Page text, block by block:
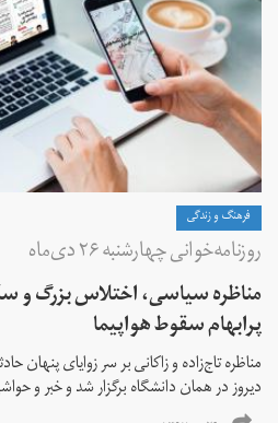
فرهنگ و زندگی
روزنامه‌خوانی چهارشنبه ۲۶ دی‌ماه
مناظره سیاسی، اختلاس بزرگ و
پرابهام سقوط هواپیما
دیروز در همان دانشگاه برگزار شد و خبر و